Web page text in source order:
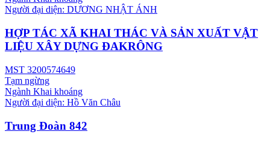
Người đại diện: DƯƠNG NHẬT ÁNH
HỢP TÁC XÃ KHAI THÁC VÀ SẢN XUẤT VẬT
LIỆU XÂY DỰNG ĐAKRÔNG
MST 3200574649
Tạm ngừng
Ngành Khai khoáng
Người đại diện: Hồ Văn Châu
Trung Đoàn 842